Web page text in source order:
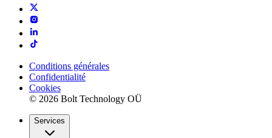
Conditions générales
Confidentialité
Cookies
© 2026 Bolt Technology OÜ
Services